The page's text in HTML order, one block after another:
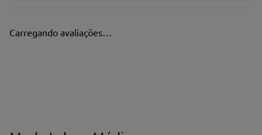
Carregando avaliações…